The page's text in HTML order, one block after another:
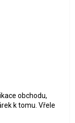
obchodu,
k tomu. Vřele